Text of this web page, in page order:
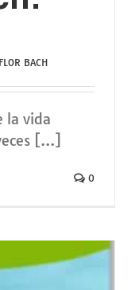
FLOR BACH
la vida
[...]
0